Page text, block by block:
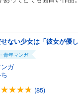
青年マンガ
ガ
(85)